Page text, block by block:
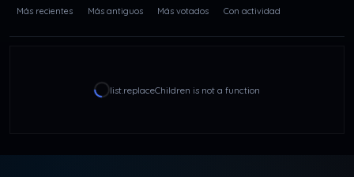
Más recientes Más antiguos Más votados Con actividad
list.replaceChildren is not a function